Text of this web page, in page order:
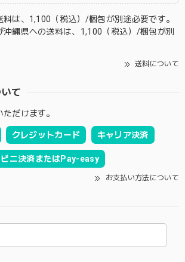
料は、1,100（税込）/梱包が別途必要です。
沖縄県への送料は、1,100（税込）/梱包が別
送料について
て
だけます。
クレジットカード キャリア決済
ビニ決済またはPay-easy
お支払い方法について